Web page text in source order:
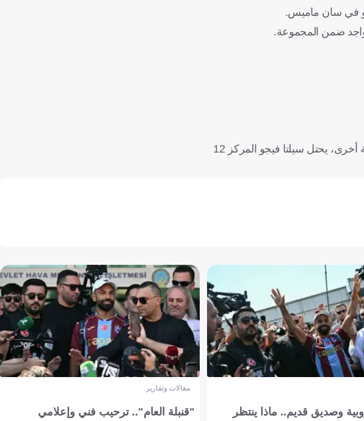
في سان ماميس.
ضمن المجموعة.
ويحتل ريال مدريد وصافة جدول ترتيب الليجا برصيد 36 نقطة، بفارق نقطة خلف المتصدر برشلونة. ومن ناحية أخرى، يحتل سيلتا فيجو المركز 12
وصديق قديم.. ماذا ينتظر
مقالات وتقارير
"قنبلة العام".. ترحيب فني وإعلامي